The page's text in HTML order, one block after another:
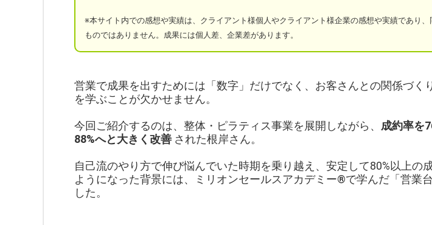
※本サイト 内での感想や実績は、クライアント様個人やクライアント様企業の感想や実績であり
ものではありません。成果には個人差、企業差があります。
営業で成果を出すためには「数字」だけでなく、お客さんとの関係づく
を学ぶことが欠かせません。
今回ご紹介するのは、整体・ピラティス事業を展開しながら、 成約率を
88%へと大きく改善 された根岸さん。
自己流のやり方で伸び悩んでいた時期を乗り越え、安定して80%以上の
ようになった背景には、ミリオンセールスアカデミー®で学んだ「営業
した。